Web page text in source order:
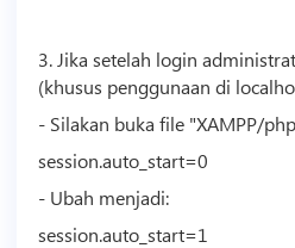
3. Jika setelah login
(khusus penggunaan di
- Silakan buka file "XAMPP/
session.auto_start=0
- Ubah menjadi:
session.auto_start=1